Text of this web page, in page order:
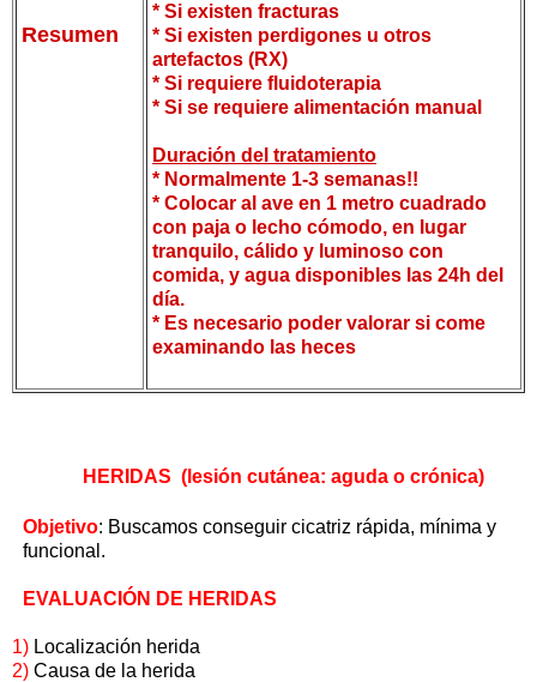
Resumen
* Si existen fracturas
* Si existen perdigones u otros
artefactos (RX)
* Si requiere fluidoterapia
* Si se requiere alimentación manual
Duración del tratamiento
* Normalmente 1-3 semanas!!
* Colocar al ave en 1 metro cuadrado
con paja o lecho cómodo, en lugar
tranquilo, cálido y luminoso con
comida, y agua disponibles las 24h del
día.
* Es necesario poder valorar si come
examinando las heces
HERIDAS (lesión cutánea: aguda o crónica)
Objetivo: Buscamos conseguir cicatriz rápida, mínima y
funcional.
EVALUACIÓN DE HERIDAS
1) Localización herida
2) Causa de la herida